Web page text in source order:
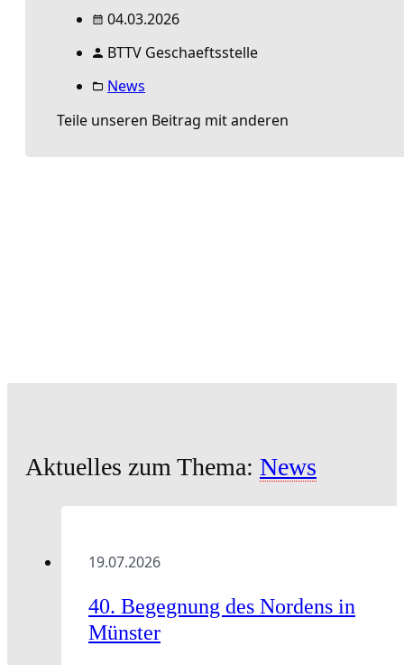
04.03.2026
BTTV Geschaeftsstelle
News
Teile unseren Beitrag mit anderen
Aktuelles zum Thema: News
19.07.2026
40. Begegnung des Nordens in
Münster